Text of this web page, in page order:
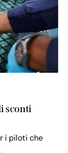
sconti
i piloti che